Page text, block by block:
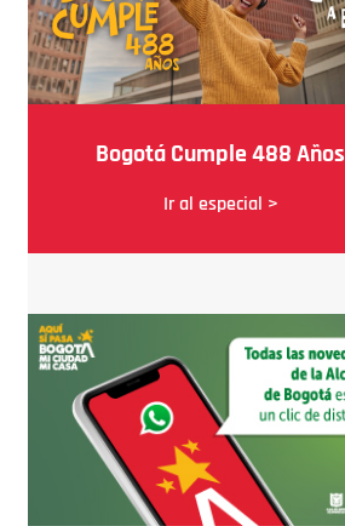
Bogotá Cumple 488 Años
Ir al especial >